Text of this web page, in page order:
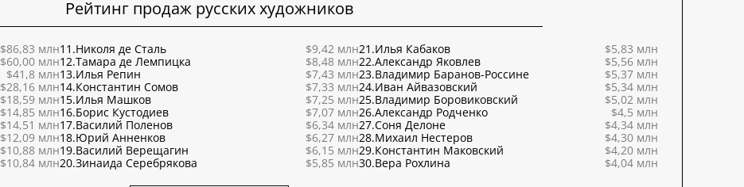
Рейтинг продаж русских художников
$86,83 млн
$60,00 млн
$41,8 млн
$28,16 млн
$18,59 млн
$14,85 млн
$14,51 млн
$12,09 млн
$10,88 млн
$10,84 млн
11.Николя де Сталь
$9,42 млн
12.Тамара де Лемпицка
$8,48 млн
13.Илья Репин
$7,43 млн
14.Константин Сомов
$7,33 млн
15.Илья Машков
$7,25 млн
16.Борис Кустодиев
$7,07 млн
17.Василий Поленов
$6,34 млн
18.Юрий Анненков
$6,27 млн
19.Василий Верещагин
$6,15 млн
20.Зинаида Серебрякова $5,85 млн
21.Илья Кабаков
$5,83 млн
22.Александр Яковлев
$5,56 млн
23.Владимир Баранов-Россине
$5,37 млн
24.Иван Айвазовский
$5,34 млн
25.Владимир Боровиковский
$5,02 млн
26.Александр Родченко
$4,5 млн
27.Соня Делоне
$4,34 млн
28.Михаил Нестеров
$4,30 млн
29.Константин Маковский
$4,20 млн
30.Вера Рохлина $4,04 млн